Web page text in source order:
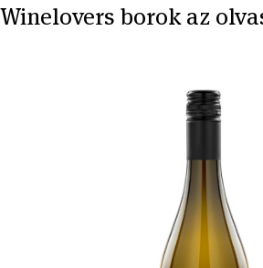
Winelovers borok az